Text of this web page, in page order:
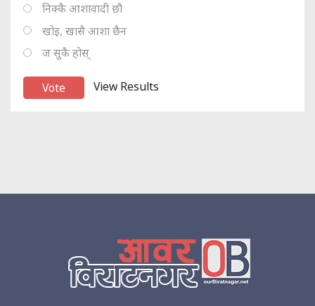
निक्कै आशावादी छौ
खोइ, खासै आशा छैन
ज सुकै होस्
View Results